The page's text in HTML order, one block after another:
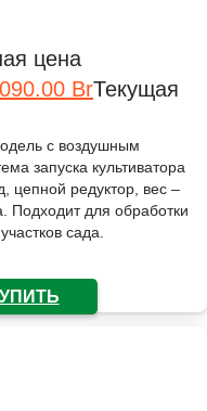
цена
BrТекущая
с воздушным
запуска культиватора
цепной редуктор, вес –
Подходит для обработки
сада.